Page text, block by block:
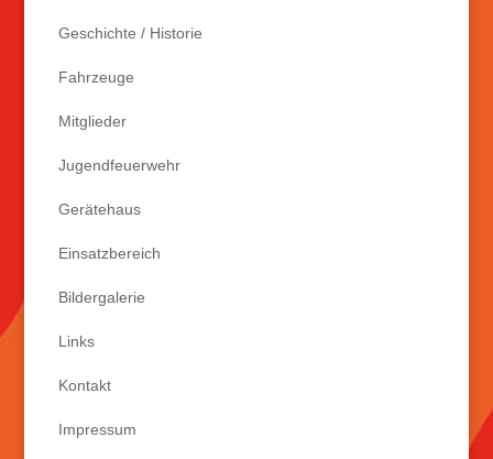
Geschichte / Historie
Fahrzeuge
Mitglieder
Jugendfeuerwehr
Gerätehaus
Einsatzbereich
Bildergalerie
Links
Kontakt
Impressum